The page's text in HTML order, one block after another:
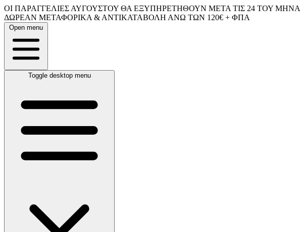
ΟΙ ΠΑΡΑΓΓΕΛΙΕΣ ΑΥΓΟΥΣΤΟΥ ΘΑ ΕΞΥΠΗΡΕΤΗΘΟΥΝ ΜΕΤΑ ΤΙΣ 24 ΤΟΥ ΜΗΝΑ
ΔΩΡΕΑΝ ΜΕΤΑΦΟΡΙΚΑ & ΑΝΤΙΚΑΤΑΒΟΛΗ ΑΝΩ ΤΩΝ 120€ + ΦΠΑ
Open menu
Toggle desktop menu